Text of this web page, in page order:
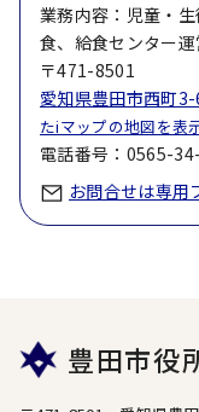
業務内容：児童・
食、給食センター
〒471-8501
愛知県豊田市西町
たiマップの地図を表
電話番号：0565-
お問合せは専用
豊田市役